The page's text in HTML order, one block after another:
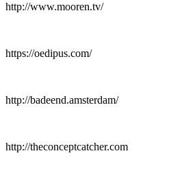
http://www.mooren.tv/
https://oedipus.com/
http://badeend.amsterdam/
http://theconceptcatcher.com